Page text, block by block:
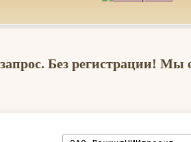
Без регистрации! Мы